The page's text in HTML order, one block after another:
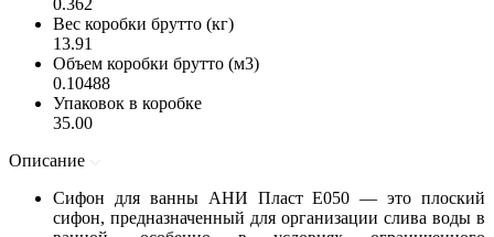
0.362
Вес коробки брутто (кг)
13.91
Объем коробки брутто (м3)
0.10488
Упаковок в коробке
35.00
Описание
Сифон для ванны АНИ Пласт E050 — это плоский
сифон, предназначенный для организации слива воды в